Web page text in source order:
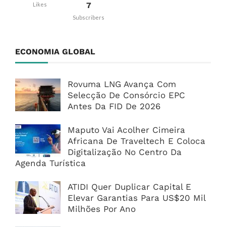
Likes 7
Subscribers
ECONOMIA GLOBAL
Rovuma LNG Avança Com
Selecção De Consórcio EPC
Antes Da FID De 2026
Maputo Vai Acolher Cimeira
Africana De Traveltech E Coloca
Digitalização No Centro Da
Agenda Turística
ATIDI Quer Duplicar Capital E
Elevar Garantias Para US$20 Mil
Milhões Por Ano